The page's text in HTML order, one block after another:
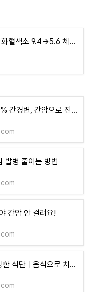
간암(9.12cm)치료/당화혈색소 9.4→5.6 체험기 모음집 - money-health
B형 간염 환자는 100% 간경변, 간암으로 진행하는가?
발병 줄이는 방법
간암 안 걸려요!
간암 환자를 위한 건강한 식단ㅣ음식으로 치료와 예방